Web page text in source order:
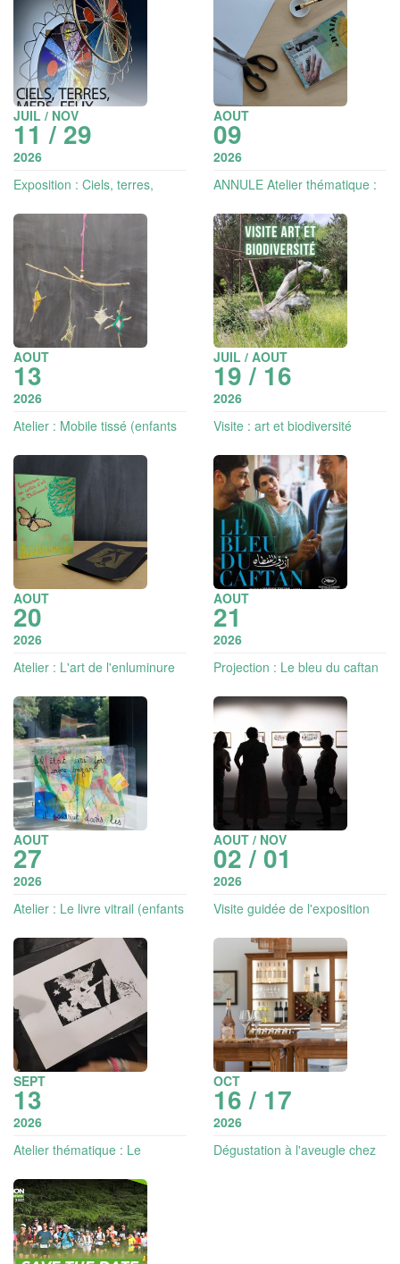
JUIL / NOV
11 / 29
2026
Exposition : Ciels, terres,
AOUT
09
2026
ANNULE Atelier thématique :
AOUT
13
2026
Atelier : Mobile tissé (enfants
JUIL / AOUT
19 / 16
2026
Visite : art et biodiversité
AOUT
20
2026
Atelier : L'art de l'enluminure
AOUT
21
2026
Projection : Le bleu du caftan
AOUT
27
2026
Atelier : Le livre vitrail (enfants
AOUT / NOV
02 / 01
2026
Visite guidée de l'exposition
atlas de métamorphoses
SEPT
13
2026
Atelier thématique : Le
OCT
16 / 17
2026
Dégustation à l'aveugle chez